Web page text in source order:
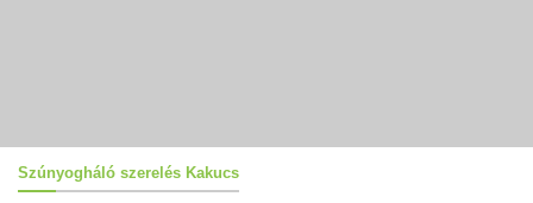
Szúnyogháló szerelés Kakucs